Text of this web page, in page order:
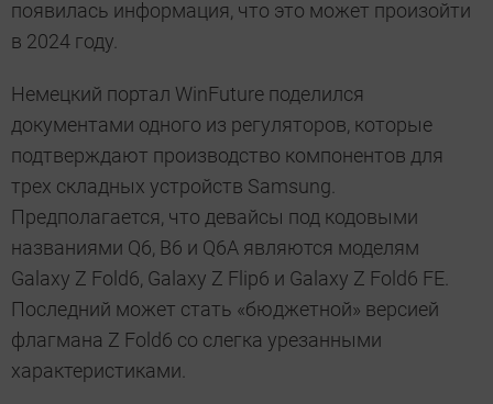
появилась информация, что это может произойти
в 2024 году.
Немецкий портал WinFuture поделился
документами одного из регуляторов, которые
подтверждают производство компонентов для
трех складных устройств Samsung.
Предполагается, что девайсы под кодовыми
названиями Q6, B6 и Q6A являются моделям
Galaxy Z Fold6, Galaxy Z Flip6 и Galaxy Z Fold6 FE.
Последний может стать «бюджетной» версией
флагмана Z Fold6 со слегка урезанными
характеристиками.